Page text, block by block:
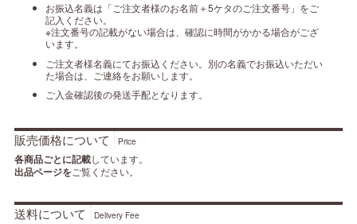
お振込名義は「ご注文者様のお名前＋5ケタのご注文番号」をご
記入ください。
※注文番号の記載がない場合は、確認に時間がかかる場合がござ
います。
ご注文者様名義にてお振込ください。別の名義でお振込いただい
た場合は、ご連絡をお願いします。
ご入金確認後の発送手配となります。
販売価格について Price
各商品ごとに記載しています。
出品ページをご覧ください。
送料について Delivery Fee